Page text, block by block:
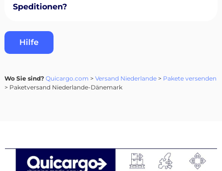
Speditionen?
Hilfe
Wo Sie sind? Quicargo.com > Versand Niederlande> Pakete versenden
> Paketversand Niederlande-Dänemark